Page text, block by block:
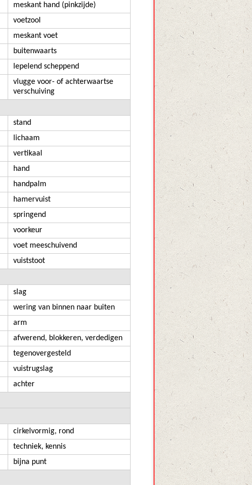
meskant hand (pinkzijde)
voetzool
meskant voet
buitenwaarts
lepelend scheppend
vlugge voor- of achterwaartse
verschuiving
stand
lichaam
vertikaal
hand
handpalm
hamervuist
springend
voorkeur
voet meeschuivend
vuiststoot
slag
wering van binnen naar buiten
arm
afwerend, blokkeren, verdedigen
tegenovergesteld
vuistrugslag
achter
cirkelvormig, rond
techniek, kennis
bijna punt